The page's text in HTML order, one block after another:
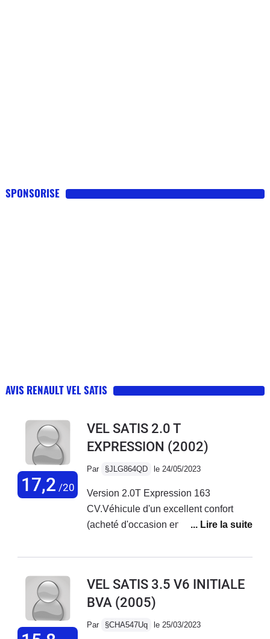
SPONSORISE
AVIS RENAULT VEL SATIS
17,2 /20
VEL SATIS 2.0 T
EXPRESSION (2002)
Par §JLG864QD le 24/05/2023
Version 2.0T Expression 163
CV.Véhicule d'un excellent confort
(acheté d'occasion en 2015 avec
mensuels vers mon entreprise en
étonné de la remarque concernant
l'usure des pneus : mes Michelin
VEL SATIS 3.5 V6 INITIALE
BVA (2005)
Par §CHA547Uq le 25/03/2023